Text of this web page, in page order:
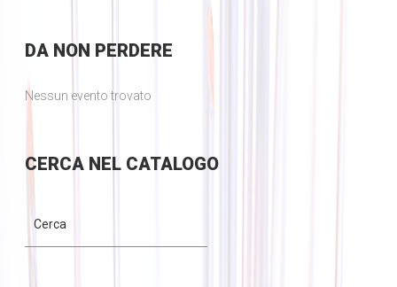
DANON PERDERE
Nessun evento trovato
CERCANEL CATALOGO